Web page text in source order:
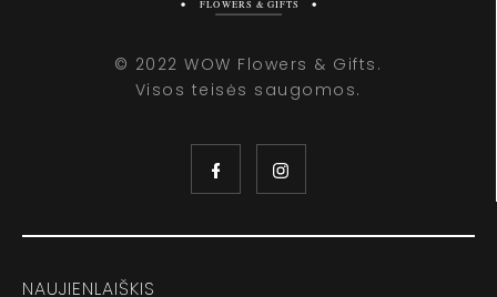
© 2022 WOW Flowers & Gifts.
Visos teisės saugomos.
NAUJIENLAIŠKIS